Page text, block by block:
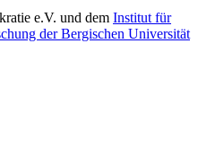
e.V. und dem Institut für
der Bergischen Universität